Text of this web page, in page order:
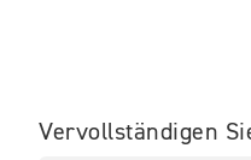
Vervollständigen